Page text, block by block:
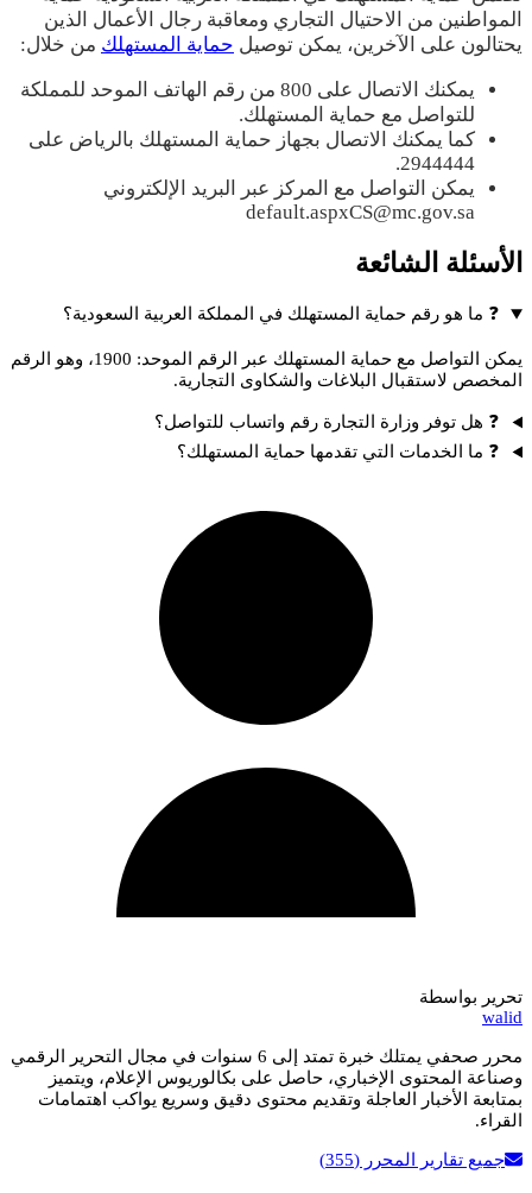
المواطنين من الاحتيال التجاري ومعاقبة رجال الأعمال الذين
يحتالون على الآخرين، يمكن توصيل حماية المستهلك من خلال:
يمكنك الاتصال على 800 من رقم الهاتف الموحد للمملكة
للتواصل مع حماية المستهلك.
كما يمكنك الاتصال بجهاز حماية المستهلك بالرياض على
2944444.
يمكن التواصل مع المركز عبر البريد الإلكتروني
default.aspxCS@mc.gov.sa
الأسئلة الشائعة
❓ ما هو رقم حماية المستهلك في المملكة العربية السعودية؟
يمكن التواصل مع حماية المستهلك عبر الرقم الموحد: 1900، وهو الرقم
المخصص لاستقبال البلاغات والشكاوى التجارية.
❓ هل توفر وزارة التجارة رقم واتساب للتواصل؟
❓ ما الخدمات التي تقدمها حماية المستهلك؟
تحرير بواسطة
walid
محرر صحفي يمتلك خبرة تمتد إلى 6 سنوات في مجال التحرير الرقمي
وصناعة المحتوى الإخباري، حاصل على بكالوريوس الإعلام، ويتميز
بمتابعة الأخبار العاجلة وتقديم محتوى دقيق وسريع يواكب اهتمامات
القراء.
جميع تقارير المحرر (355)